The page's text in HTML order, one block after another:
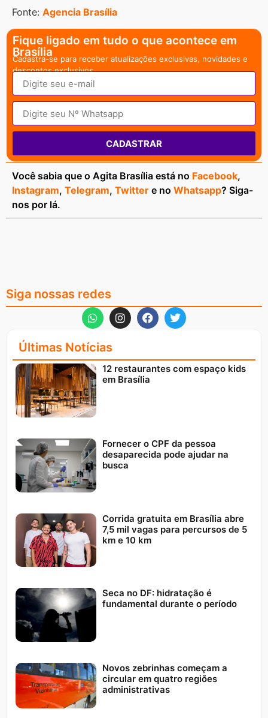
Fonte: Agencia Brasília
Fique ligado em tudo o que acontece em
Brasília
Cadastra-se para receber atualizações exclusivas, novidades e
descontos exclusivos.
CADASTRAR
Você sabia que o Agita Brasília está no Facebook,
Instagram, Telegram, Twitter e no Whatsapp? Siga-
nos por lá.
Siga nossas redes
Últimas Notícias
12 restaurantes com espaço kids
em Brasília
Fornecer o CPF da pessoa
desaparecida pode ajudar na
busca
Corrida gratuita em Brasília abre
7,5 mil vagas para percursos de 5
km e 10 km
Seca no DF: hidratação é
fundamental durante o período
Novos zebrinhas começam a
circular em quatro regiões
administrativas